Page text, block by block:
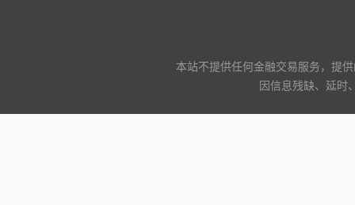
本站不提供任何金融交易服务，提
因信息残缺、延时